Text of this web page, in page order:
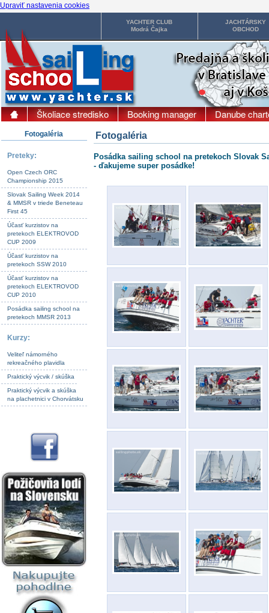
Upraviť nastavenia cookies
YACHTER CLUB
Modrá Čajka
JACHTÁRSKY
OBCHOD
Školiace stredisko Booking manager Danube
Fotogaléria
Preteky:
Open Czech ORC
Championship 2015
Slovak Sailing Week 2014
& MMSR v triede Beneteau
First 45
Účasť kurzistov na
pretekoch ELEKTROVOD
CUP 2009
Účasť kurzistov na
pretekoch SSW 2010
Účasť kurzistov na
pretekoch ELEKTROVOD
CUP 2010
Posádka sailing school na
pretekoch MMSR 2013
Kurzy:
Veliteľ námorného
rekreačného plavidla
Praktický výcvik / skúška
Praktický výcvik a skúška
na plachetnici v Chorvátsku
Fotogaléria
Posádka sailing school na pretekoch Slovak
- ďakujeme super posádke!